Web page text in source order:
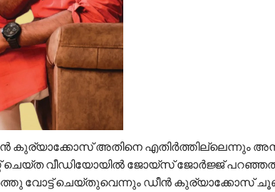
ഡീൻ കുര്യാക്കോസ് അതിനെ എതിർത്തില്ലെന്നും
ചെയ്ത വീഡിയോയിൽ ജോയ്സ് ജോർജ്ജ്
വോട്ട് ചെയ്തുവെന്നും ഡീൻ കുര്യാക്കോസ്